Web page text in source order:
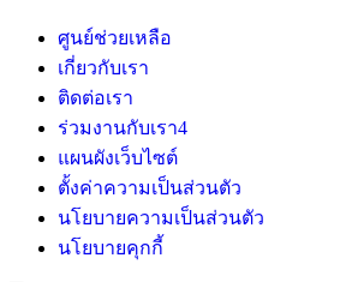
ศูนย์ช่วยเหลือ
เกี่ยวกับเรา
ติดต่อเรา
ร่วมงานกับเรา4
แผนผังเว็บไซต์
ตั้งค่าความเป็นส่วนตัว
นโยบายความเป็นส่วนตัว
นโยบายคุกกี้